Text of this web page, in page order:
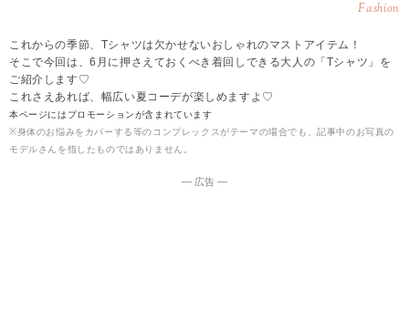
Fashion
これからの季節、Tシャツは欠かせないおしゃれのマストアイテム！
そこで今回は、6月に押さえておくべき着回しできる大人の「Tシャツ」を
ご紹介します♡
これさえあれば、幅広い夏コーデが楽しめますよ♡
本ページにはプロモーションが含まれています
※身体のお悩みをカバーする等のコンプレックスがテーマの場合でも、記事中のお写真の
モデルさんを指したものではありません。
― 広告 ―